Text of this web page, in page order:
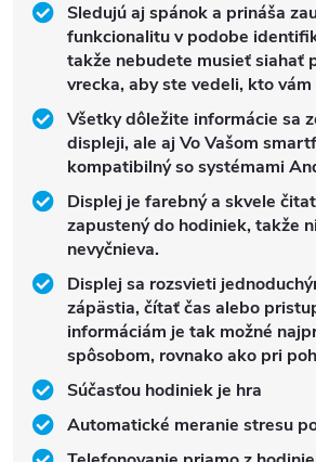
Sledujú aj spánok a prináša
funkcionalitu v podobe
takže nebudete musieť siahať
vrecka, aby ste vedeli, kto vám
Všetky dôležite informácie sa
displeji, ale aj Vo Vašom
kompatibilný so systémami
Displej je farebný a skvele
zapustený do hodiniek, takže
nevyčnieva.
Displej sa rozsvieti
zápästia, čítať čas alebo
informáciám je tak možné
spôsobom, rovnako ako pri
Súčasťou hodiniek je hra
Automatické meranie stresu